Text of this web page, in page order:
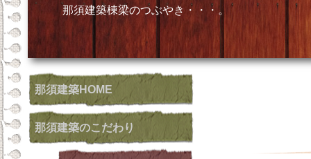
那須建築棟梁のつぶやき・・・。
那須建築HOME
那須建築のこだわり